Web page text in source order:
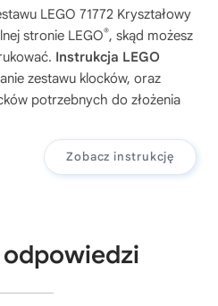
LEGO 71772 Kryształowy
stronie LEGO®, skąd możesz
Instrukcja LEGO
zestawu klocków, oraz
potrzebnych do złożenia
Zobacz instrukcję